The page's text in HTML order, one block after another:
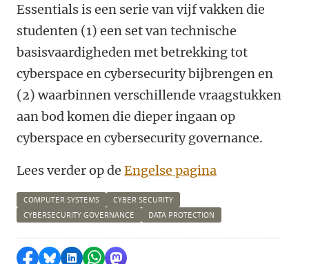
Essentials is een serie van vijf vakken die
studenten (1) een set van technische
basisvaardigheden met betrekking tot
cyberspace en cybersecurity bijbrengen en
(2) waarbinnen verschillende vraagstukken
aan bod komen die dieper ingaan op
cyberspace en cybersecurity governance.
Lees verder op de Engelse pagina
COMPUTER SYSTEMS
CYBER SECURITY
CYBERSECURITY GOVERNANCE
DATA PROTECTION
Delen op Facebook
Delen via Bluesky
Delen op LinkedIn
Delen via WhatsApp
Delen via Mastodon